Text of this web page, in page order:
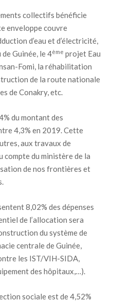
collectifs bénéficie
enveloppe couvre
d’eau et d’électricité,
Guinée, le 4ème projet Eau
Fomi, la réhabilitation
de la route nationale
de Conakry, etc.
du montant des
4,3% en 2019. Cette
aux travaux de
compte du ministère de la
de nos frontières et
8,02% des dépenses
de l’allocation sera
du système de
centrale de Guinée,
les IST/VIH-SIDA,
des hôpitaux,…).
sociale est de 4,52%